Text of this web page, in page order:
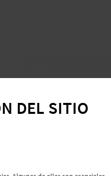
DEL SITIO